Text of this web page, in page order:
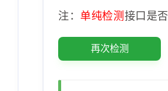
注： 单纯检测 接口是否
再次检测